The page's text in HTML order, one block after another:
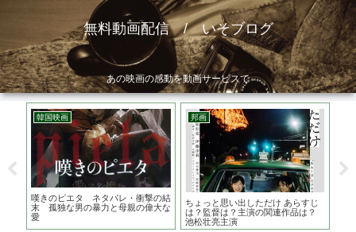
無料動画配信 / いそブログ
あの映画の感動を動画サービスで
韓国映画
嘆きのピエタ ネタバレ・衝撃の結
末 孤独な男の暴力と母親の偉大な
愛
邦画
ちょっと思い出しただけ あらすじ
は？監督は？主演の関連作品は？
池松壮亮主演